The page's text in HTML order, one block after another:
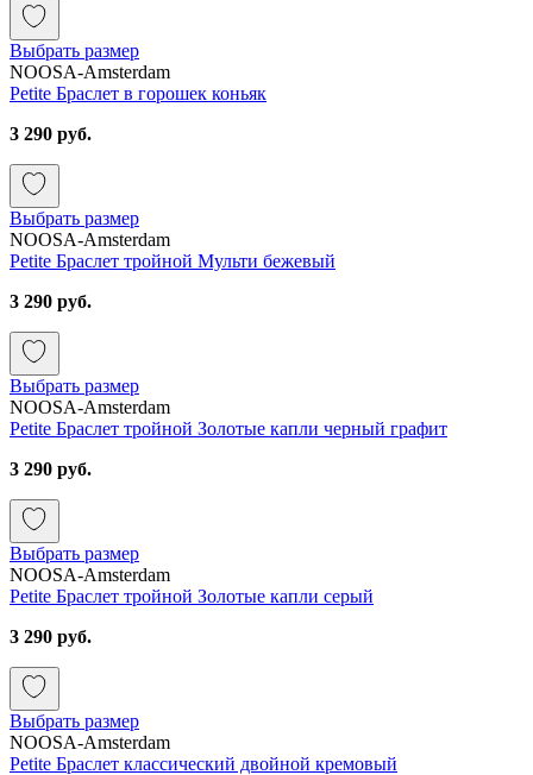
Выбрать размер
NOOSA-Amsterdam
Petite Браслет в горошек коньяк
3 290 руб.
Выбрать размер
NOOSA-Amsterdam
Petite Браслет тройной Мульти бежевый
3 290 руб.
Выбрать размер
NOOSA-Amsterdam
Petite Браслет тройной Золотые капли черный графит
3 290 руб.
Выбрать размер
NOOSA-Amsterdam
Petite Браслет тройной Золотые капли серый
3 290 руб.
Выбрать размер
NOOSA-Amsterdam
Petite Браслет классический двойной кремовый